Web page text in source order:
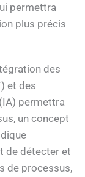
permettra
plus précis
des
et des
permettra
un concept
de détecter et
de processus,